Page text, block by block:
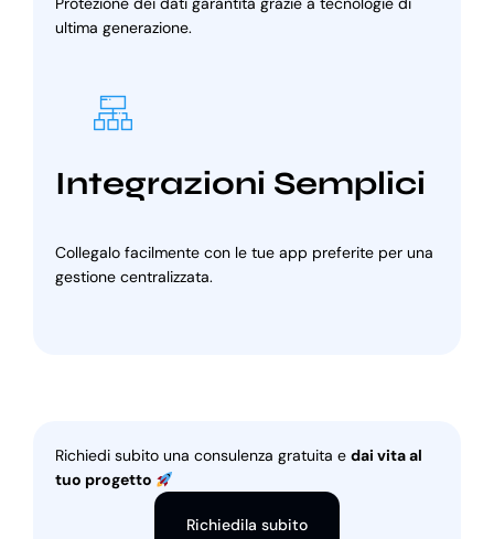
ultima generazione.
Integrazioni Semplici
Collegalo facilmente con le tue app preferite per una
gestione centralizzata.
Richiedi subito una consulenza gratuita e dai vita al
tuo progetto
Richiedila subito